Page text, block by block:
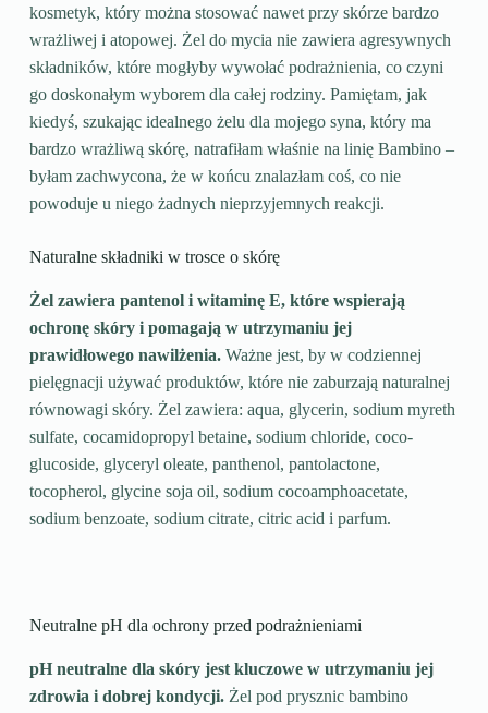
kosmetyk, który można stosować nawet przy skórze bardzo
wrażliwej i atopowej. Żel do mycia nie zawiera agresywnych
składników, które mogłyby wywołać podrażnienia, co czyni
go doskonałym wyborem dla całej rodziny. Pamiętam, jak
kiedyś, szukając idealnego żelu dla mojego syna, który ma
bardzo wrażliwą skórę, natrafiłam właśnie na linię Bambino –
byłam zachwycona, że w końcu znalazłam coś, co nie
powoduje u niego żadnych nieprzyjemnych reakcji.
Naturalne składniki w trosce o skórę
Żel zawiera pantenol i witaminę E, które wspierają
ochronę skóry i pomagają w utrzymaniu jej
prawidłowego nawilżenia.Ważne jest, by w codziennej
pielęgnacji używać produktów, które nie zaburzają naturalnej
równowagi skóry. Żel zawiera: aqua, glycerin, sodium myreth
sulfate, cocamidopropyl betaine, sodium chloride, coco-
glucoside, glyceryl oleate, panthenol, pantolactone,
tocopherol, glycine soja oil, sodium cocoamphoacetate,
sodium benzoate, sodium citrate, citric acid i parfum.
Neutralne pH dla ochrony przed podrażnieniami
pH neutralne dla skóry jest kluczowe w utrzymaniu jej
zdrowia i dobrej kondycji.Żel pod prysznic bambino